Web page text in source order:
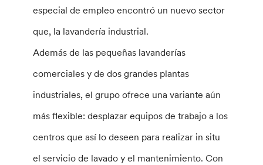
especial de empleo encontró un nuevo sector
que, la lavandería industrial.
Además de las pequeñas lavanderías
comerciales y de dos grandes plantas
industriales, el grupo ofrece una variante aún
más flexible: desplazar equipos de trabajo a los
centros que así lo deseen para realizar in situ
el servicio de lavado y el mantenimiento. Con